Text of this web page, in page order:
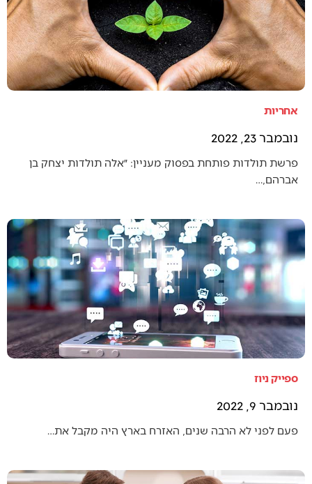
אחריות
נובמבר 23, 2022
פרשת תולדות פותחת בפסוק מעניין: ״אלה תולדות יצחק בן
אברהם,…
ספייק ניוז
נובמבר 9, 2022
פעם לפני לא הרבה שנים, האזרח בארץ היה מקבל את…